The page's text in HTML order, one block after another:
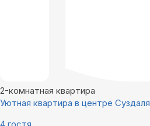
2-комнатная квартира
Уютная квартира в центре Суздаля
4 гостя